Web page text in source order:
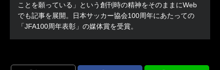
ことを願っている」という創刊時の精神をそのままにWeb
でも記事を展開。日本サッカー協会100周年にあたっての
「JFA100周年表彰」の媒体賞を受賞。